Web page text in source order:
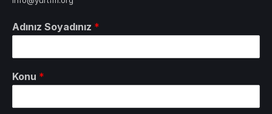
Adınız Soyadınız *
Konu *